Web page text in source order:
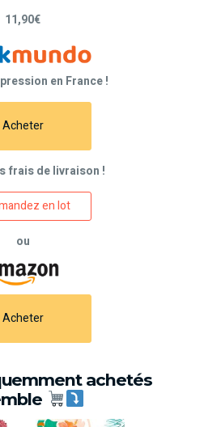
11,90€
en France !
Acheter
frais de livraison !
en lot
ou
Acheter
achetés